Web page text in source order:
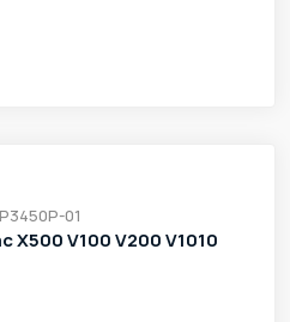
01
V100 V200 V1010